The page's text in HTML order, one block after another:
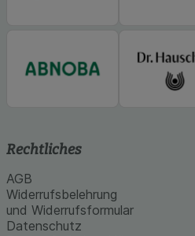
Rechtliches
AGB
Widerrufsbelehrung
und Widerrufsformular
Datenschutz